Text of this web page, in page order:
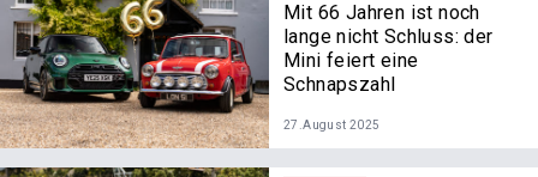
Mit 66 Jahren ist noch
lange nicht Schluss: der
Mini feiert eine
Schnapszahl
27.August 2025